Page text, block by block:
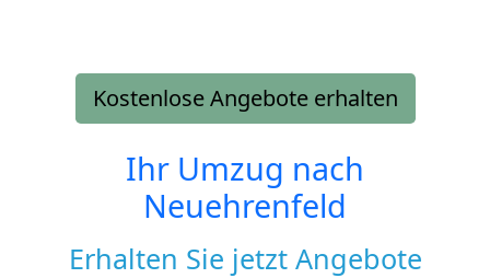
Kostenlose Angebote erhalten
Ihr Umzug nach
Neuehrenfeld
Erhalten Sie jetzt Angebote